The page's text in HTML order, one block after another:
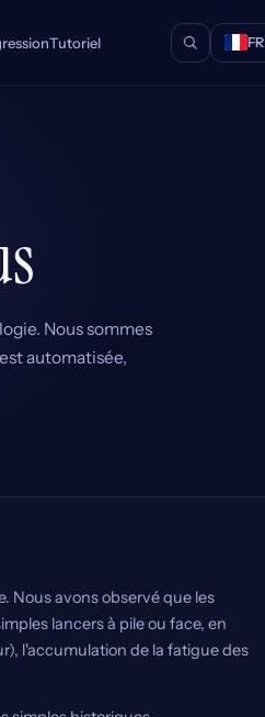
Tutoriel FR
Nous sommes
automatisée,
Nous avons observé que les
lancers à pile ou face, en
l'accumulation de la fatigue des